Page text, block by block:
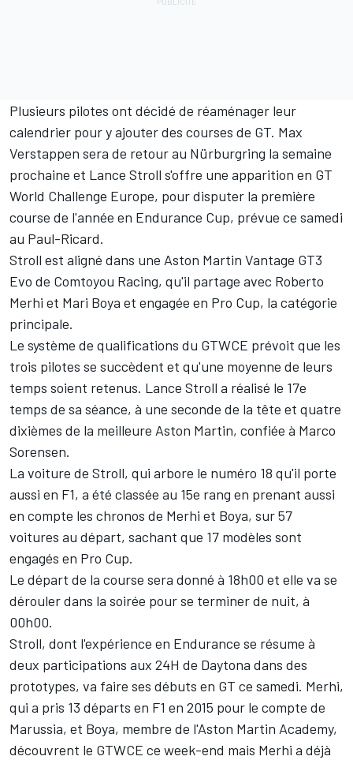
Plusieurs pilotes ont décidé de réaménager leur
calendrier pour y ajouter des courses de GT. Max
Verstappen sera de retour au Nürburgring la semaine
prochaine et Lance Stroll s'offre une apparition en GT
World Challenge Europe, pour disputer la première
course de l'année en Endurance Cup, prévue ce samedi
au Paul-Ricard.
Stroll est aligné dans une Aston Martin Vantage GT3
Evo de Comtoyou Racing, qu'il partage avec Roberto
Merhi et Mari Boya et engagée en Pro Cup, la catégorie
principale.
Le système de qualifications du GTWCE prévoit que les
trois pilotes se succèdent et qu'une moyenne de leurs
temps soient retenus. Lance Stroll a réalisé le 17e
temps de sa séance, à une seconde de la tête et quatre
dixièmes de la meilleure Aston Martin, confiée à Marco
Sorensen.
La voiture de Stroll, qui arbore le numéro 18 qu'il porte
aussi en F1, a été classée au 15e rang en prenant aussi
en compte les chronos de Merhi et Boya, sur 57
voitures au départ, sachant que 17 modèles sont
engagés en Pro Cup.
Le départ de la course sera donné à 18h00 et elle va se
dérouler dans la soirée pour se terminer de nuit, à
00h00.
Stroll, dont l'expérience en Endurance se résume à
deux participations aux 24H de Daytona dans des
prototypes, va faire ses débuts en GT ce samedi. Merhi,
qui a pris 13 départs en F1 en 2015 pour le compte de
Marussia, et Boya, membre de l'Aston Martin Academy,
découvrent le GTWCE ce week-end mais Merhi a déjà